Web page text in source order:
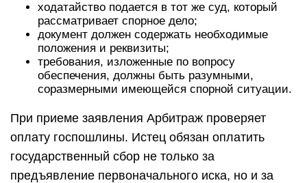
ходатайство подается в тот же суд, который
рассматривает спорное дело;
документ должен содержать необходимые
положения и реквизиты;
требования, изложенные по вопросу
обеспечения, должны быть разумными,
соразмерными имеющейся спорной ситуации.
При приеме заявления Арбитраж проверяет
оплату госпошлины. Истец обязан оплатить
государственный сбор не только за
предъявление первоначального иска, но и за